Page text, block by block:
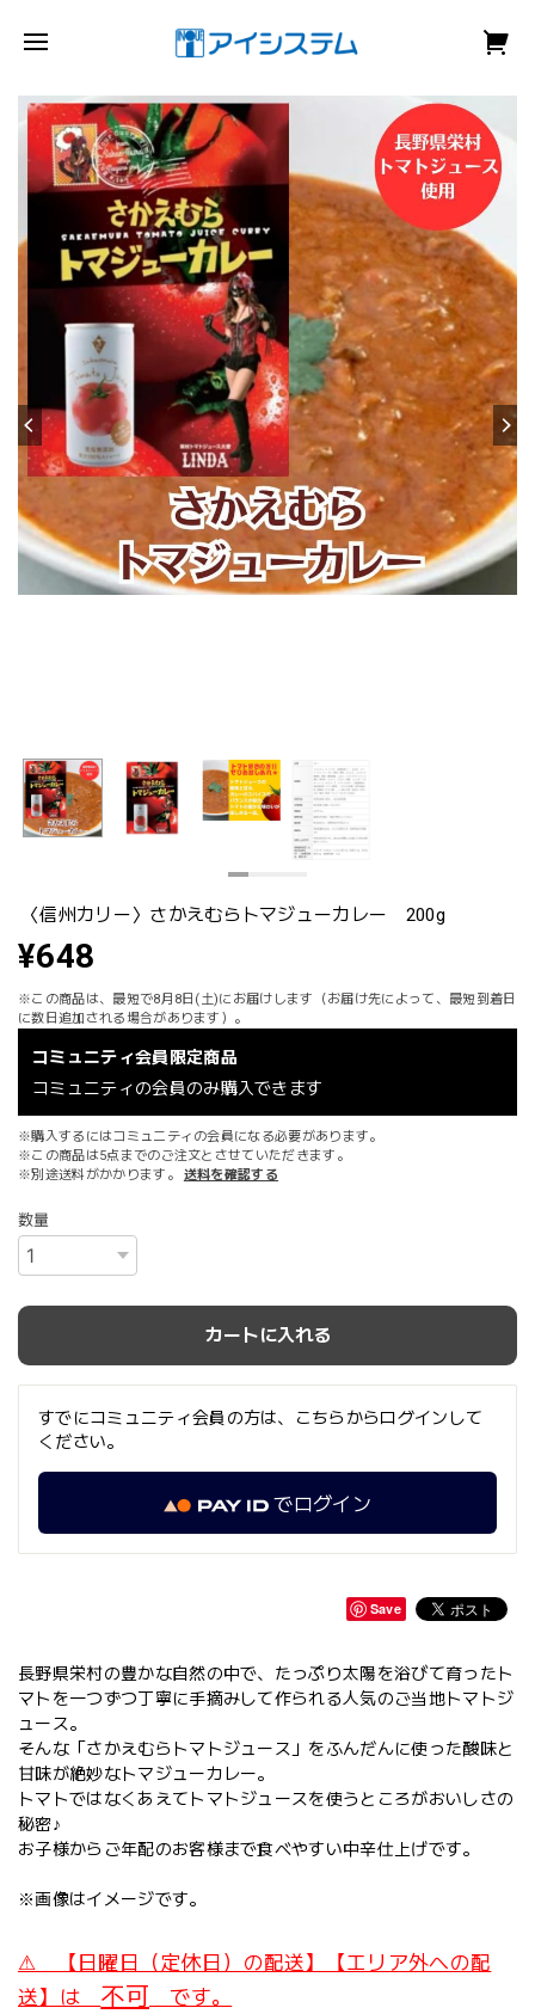
〈信州カリー〉さかえむらトマジューカレー 200g
¥648
※この商品は、最短で8月8日(土)にお届けします（お届け先によって、最短到着日
に数日追加される場合があります）。
コミュニティ会員限定商品
コミュニティの会員のみ購入できます
※購入するにはコミュニティの会員になる必要があります。
※この商品は5点までのご注文とさせていただきます。
※別途送料がかかります。
送料を確認する
数量
カートに入れる
すでにコミュニティ会員の方は、こちらからログインして
ください。
でログイン
Save
長野県栄村の豊かな自然の中で、たっぷり太陽を浴びて育ったト
マトを一つずつ丁寧に手摘みして作られる人気のご当地トマトジ
ュース。
そんな「さかえむらトマトジュース」をふんだんに使った酸味と
甘味が絶妙なトマジューカレー。
トマトではなくあえてトマトジュースを使うところがおいしさの
秘密♪
お子様からご年配のお客様まで食べやすい中辛仕上げです。
※画像はイメージです。
⚠ 【日曜日（定休日）の配送】【エリア外への配
送】は 不可 です。